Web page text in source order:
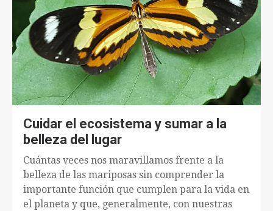
Cuidar el ecosistema y sumar a la
belleza del lugar
Cuántas veces nos maravillamos frente a la
belleza de las mariposas sin comprender la
importante función que cumplen para la vida en
el planeta y que, generalmente, con nuestras